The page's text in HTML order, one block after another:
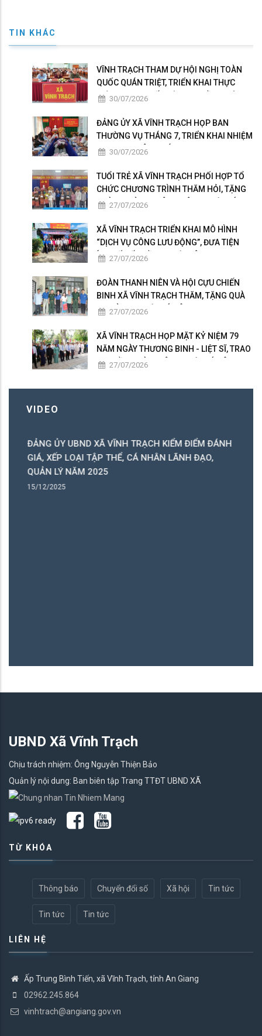
TIN KHÁC
VĨNH TRẠCH THAM DỰ HỘI NGHỊ TOÀN
QUỐC QUÁN TRIỆT, TRIỂN KHAI THỰC
HIỆN NGHỊ QUYẾT HỘI NGHỊ LẦN THỨ BA
KHÓA XIV
30/07/2026
ĐẢNG ỦY XÃ VĨNH TRẠCH HỌP BAN
THƯỜNG VỤ THÁNG 7, TRIỂN KHAI NHIỆM
VỤ TRỌNG TÂM THÁNG 8
30/07/2026
TUỔI TRẺ XÃ VĨNH TRẠCH PHỐI HỢP TỔ
CHỨC CHƯƠNG TRÌNH THĂM HỎI, TẶNG
QUÀ GIA ĐÌNH THÂN NHÂN NGƯỜI CÓ
27/07/2026
XÃ VĨNH TRẠCH TRIỂN KHAI MÔ HÌNH
“DỊCH VỤ CÔNG LƯU ĐỘNG”, ĐƯA TIỆN
ÍCH SỐ ĐẾN GẦN NGƯỜI DÂN
27/07/2026
ĐOÀN THANH NIÊN VÀ HỘI CỰU CHIẾN
BINH XÃ VĨNH TRẠCH THĂM, TẶNG QUÀ
GIA ĐÌNH NGƯỜI CÓ CÔNG
27/07/2026
XÃ VĨNH TRẠCH HỌP MẶT KỶ NIỆM 79
NĂM NGÀY THƯƠNG BINH - LIỆT SĨ, TRAO
50 PHẦN QUÀ TRI ÂN NGƯỜI CÓ CÔNG
27/07/2026
VIDEO
ĐẢNG ỦY UBND XÃ VĨNH TRẠCH KIỂM ĐIỂM ĐÁNH
GIÁ, XẾP LOẠI TẬP THỂ, CÁ NHÂN LÃNH ĐẠO,
QUẢN LÝ NĂM 2025
15/12/2025
UBND Xã Vĩnh Trạch
Chịu trách nhiệm: Ông Nguyễn Thiện Bảo
Quản lý nội dung: Ban biên tập Trang TTĐT UBND XÃ
TỪ KHÓA
Thông báo Chuyển đổi số Xã hội Tin tức
Tin tức Tin tức
LIÊN HỆ
Ấp Trung Bình Tiến, xã Vĩnh Trạch, tỉnh An Giang
02962.245.864
vinhtrach@angiang.gov.vn